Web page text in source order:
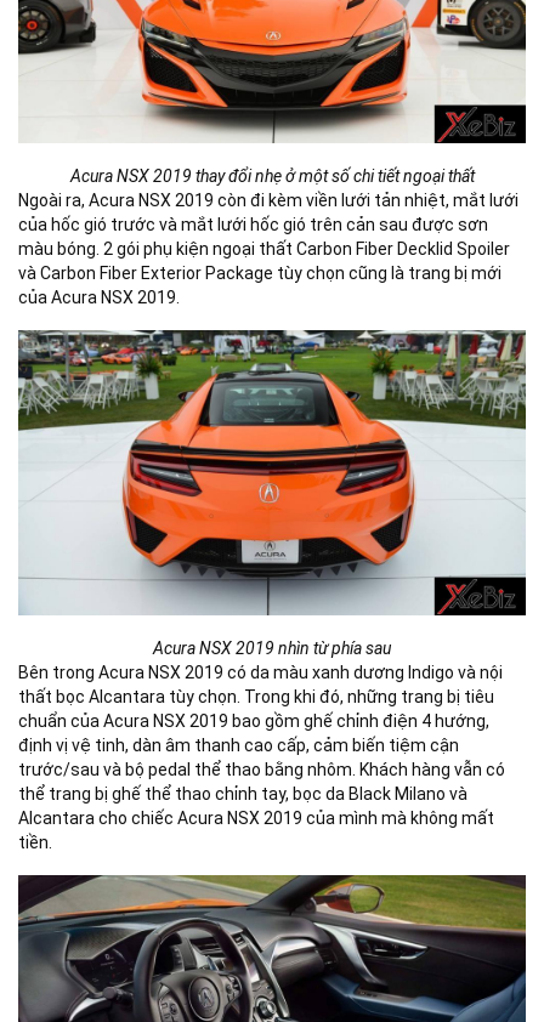
Acura NSX 2019 thay đổi nhẹ ở một số chi tiết ngoại thất
Ngoài ra, Acura NSX 2019 còn đi kèm viền lưới tản nhiệt, mắt lưới
của hốc gió trước và mắt lưới hốc gió trên cản sau được sơn
màu bóng. 2 gói phụ kiện ngoại thất Carbon Fiber Decklid Spoiler
và Carbon Fiber Exterior Package tùy chọn cũng là trang bị mới
của Acura NSX 2019.
Acura NSX 2019 nhìn từ phía sau
Bên trong Acura NSX 2019 có da màu xanh dương Indigo và nội
thất bọc Alcantara tùy chọn. Trong khi đó, những trang bị tiêu
chuẩn của Acura NSX 2019 bao gồm ghế chỉnh điện 4 hướng,
định vị vệ tinh, dàn âm thanh cao cấp, cảm biến tiệm cận
trước/sau và bộ pedal thể thao bằng nhôm. Khách hàng vẫn có
thể trang bị ghế thể thao chỉnh tay, bọc da Black Milano và
Alcantara cho chiếc Acura NSX 2019 của mình mà không mất
tiền.